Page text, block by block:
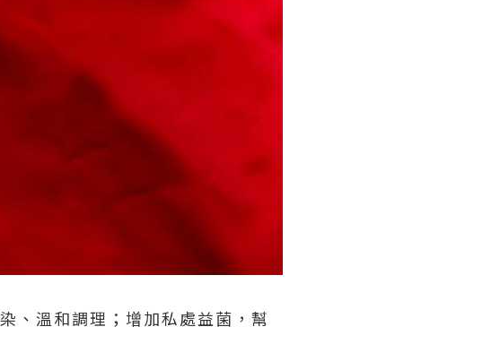
、溫和調理；增加私處益菌，幫